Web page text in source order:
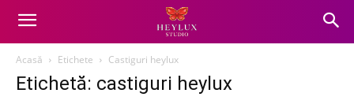
Acasă Etichete Castiguri heylux
Etichetă: castiguri heylux